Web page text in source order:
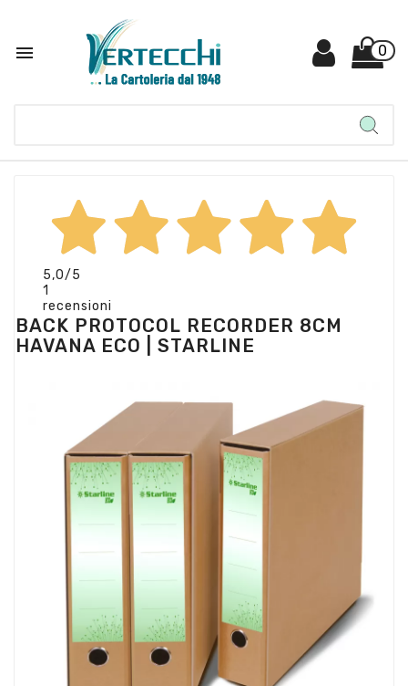
 0
5,0/5
1
recensioni
BACK PROTOCOL RECORDER 8CM
HAVANA ECO | STARLINE